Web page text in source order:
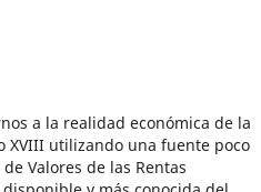
a la realidad económica de la
XVIII utilizando una fuente poco
Valores de las Rentas